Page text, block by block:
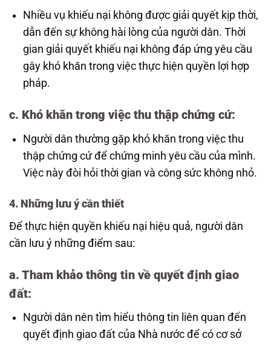
Nhiều vụ khiếu nại không được giải quyết kịp thời,
dẫn đến sự không hài lòng của người dân. Thời
gian giải quyết khiếu nại không đáp ứng yêu cầu
gây khó khăn trong việc thực hiện quyền lợi hợp
pháp.
c. Khó khăn trong việc thu thập chứng cứ:
Người dân thường gặp khó khăn trong việc thu
thập chứng cứ để chứng minh yêu cầu của mình.
Việc này đòi hỏi thời gian và công sức không nhỏ.
4. Những lưu ý cần thiết
Để thực hiện quyền khiếu nại hiệu quả, người dân
cần lưu ý những điểm sau:
a. Tham khảo thông tin về quyết định giao
đất:
Người dân nên tìm hiểu thông tin liên quan đến
quyết định giao đất của Nhà nước để có cơ sở